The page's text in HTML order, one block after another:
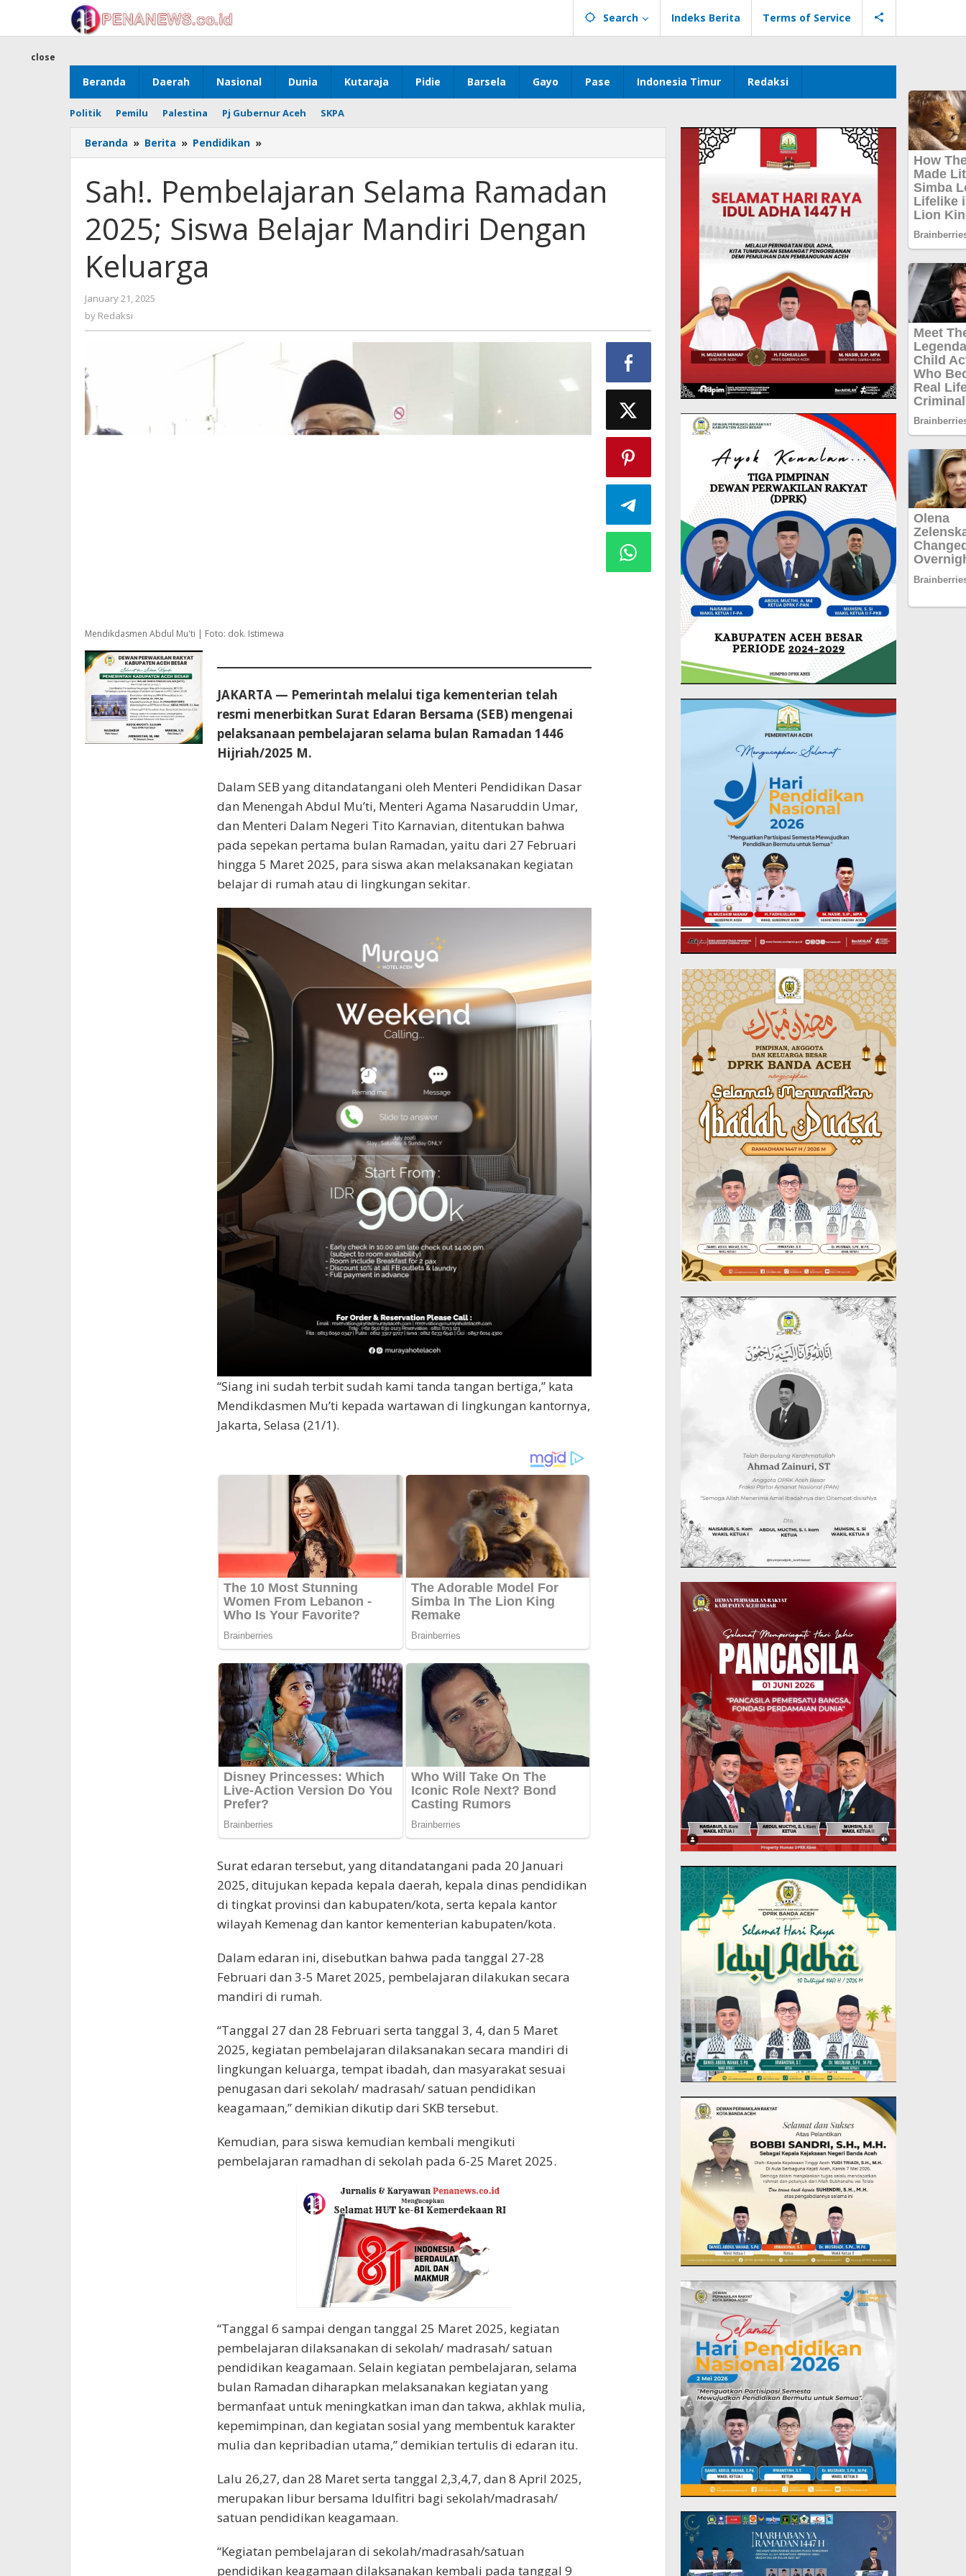
content
Search Indeks Berita Terms of Service
Beranda Daerah Nasional Dunia Kutaraja Pidie Barsela Gayo Pase Indonesia Timur Redaksi
Politik Pemilu Palestina Pj Gubernur Aceh SKPA
close
Beranda » Berita » Pendidikan »
Pembelajaran
Ramadan
2025;
Siswa
Belajar
Sah!. Pembelajaran Selama Ramadan
2025; Siswa Belajar Mandiri Dengan
Keluarga
January 21, 2025
by Redaksi
Mendikdasmen Abdul Mu'ti | Foto: dok. Istimewa
JAKARTA — Pemerintah melalui tiga kementerian telah
resmi menerbitkan Surat Edaran Bersama (SEB) mengenai
pelaksanaan pembelajaran selama bulan Ramadan 1446
Hijriah/2025 M.
Dalam SEB yang ditandatangani oleh Menteri Pendidikan Dasar
dan Menengah Abdul Mu’ti, Menteri Agama Nasaruddin Umar,
dan Menteri Dalam Negeri Tito Karnavian, ditentukan bahwa
pada sepekan pertama bulan Ramadan, yaitu dari 27 Februari
hingga 5 Maret 2025, para siswa akan melaksanakan kegiatan
belajar di rumah atau di lingkungan sekitar.
“Siang ini sudah terbit sudah kami tanda tangan bertiga,” kata
Mendikdasmen Mu’ti kepada wartawan di lingkungan kantornya,
Jakarta, Selasa (21/1).
Surat edaran tersebut, yang ditandatangani pada 20 Januari
2025, ditujukan kepada kepala daerah, kepala dinas pendidikan
di tingkat provinsi dan kabupaten/kota, serta kepala kantor
wilayah Kemenag dan kantor kementerian kabupaten/kota.
Dalam edaran ini, disebutkan bahwa pada tanggal 27-28
Februari dan 3-5 Maret 2025, pembelajaran dilakukan secara
mandiri di rumah.
“Tanggal 27 dan 28 Februari serta tanggal 3, 4, dan 5 Maret
2025, kegiatan pembelajaran dilaksanakan secara mandiri di
lingkungan keluarga, tempat ibadah, dan masyarakat sesuai
penugasan dari sekolah/ madrasah/ satuan pendidikan
keagamaan,” demikian dikutip dari SKB tersebut.
Kemudian, para siswa kemudian kembali mengikuti
pembelajaran ramadhan di sekolah pada 6-25 Maret 2025.
“Tanggal 6 sampai dengan tanggal 25 Maret 2025, kegiatan
pembelajaran dilaksanakan di sekolah/ madrasah/ satuan
pendidikan keagamaan. Selain kegiatan pembelajaran, selama
bulan Ramadan diharapkan melaksanakan kegiatan yang
bermanfaat untuk meningkatkan iman dan takwa, akhlak mulia,
kepemimpinan, dan kegiatan sosial yang membentuk karakter
mulia dan kepribadian utama,” demikian tertulis di edaran itu.
Lalu 26,27, dan 28 Maret serta tanggal 2,3,4,7, dan 8 April 2025,
merupakan libur bersama Idulfitri bagi sekolah/madrasah/
satuan pendidikan keagamaan.
“Kegiatan pembelajaran di sekolah/madrasah/satuan
pendidikan keagamaan dilaksanakan kembali pada tanggal 9